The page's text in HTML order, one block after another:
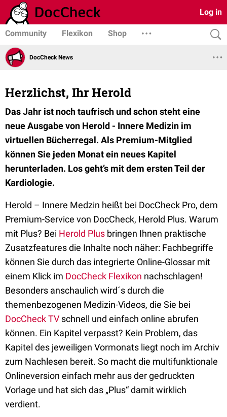
Log in
Community Flexikon Shop
DocCheck News
Herzlichst, Ihr Herold
Das Jahr ist noch taufrisch und schon steht eine
neue Ausgabe von Herold - Innere Medizin im
virtuellen Bücherregal. Als Premium-Mitglied
können Sie jeden Monat ein neues Kapitel
herunterladen. Los geht’s mit dem ersten Teil der
Kardiologie.
Herold – Innere Medzin heißt bei DocCheck Pro, dem
Premium-Service von DocCheck, Herold Plus. Warum
mit Plus? Bei Herold Plus bringen Ihnen praktische
Zusatzfeatures die Inhalte noch näher: Fachbegriffe
können Sie durch das integrierte Online-Glossar mit
einem Klick im DocCheck Flexikon nachschlagen!
Besonders anschaulich wird´s durch die
themenbezogenen Medizin-Videos, die Sie bei
DocCheck TV schnell und einfach online abrufen
können. Ein Kapitel verpasst? Kein Problem, das
Kapitel des jeweiligen Vormonats liegt noch im Archiv
zum Nachlesen bereit. So macht die multifunktionale
Onlineversion einfach mehr aus der gedruckten
Vorlage und hat sich das „Plus“ damit wirklich
verdient.